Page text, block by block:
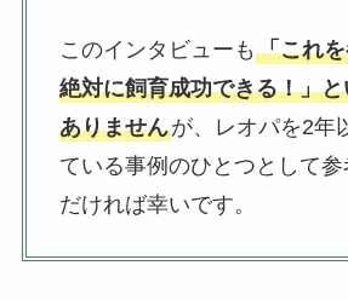
このインタビューも 「これ
絶対に飼育成功できる！」
ありませんが、レオパを2年
ている事例のひとつとして
だければ幸いです。